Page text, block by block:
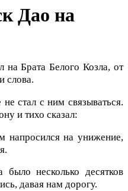
Дао на
на Брата Белого Козла, от
слова.
стал с ним связываться.
и тихо сказал:
напросился на унижение,
несколько десятков
давая нам дорогу.